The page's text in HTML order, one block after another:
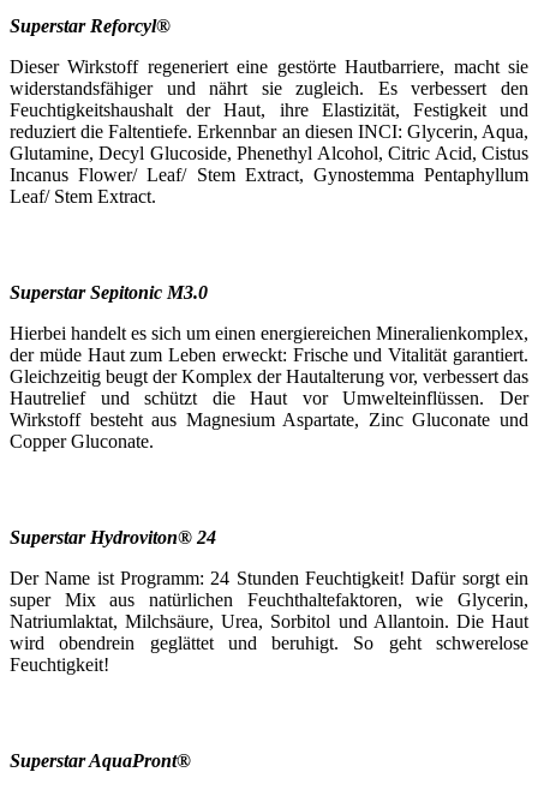
Superstar Reforcyl®
Dieser Wirkstoff regeneriert eine gestörte Hautbarriere, macht sie
widerstandsfähiger und nährt sie zugleich. Es verbessert den
Feuchtigkeitshaushalt der Haut, ihre Elastizität, Festigkeit und
reduziert die Faltentiefe. Erkennbar an diesen INCI: Glycerin, Aqua,
Glutamine, Decyl Glucoside, Phenethyl Alcohol, Citric Acid, Cistus
Incanus Flower/ Leaf/ Stem Extract, Gynostemma Pentaphyllum
Leaf/ Stem Extract.
Superstar Sepitonic M3.0
Hierbei handelt es sich um einen energiereichen Mineralienkomplex,
der müde Haut zum Leben erweckt: Frische und Vitalität garantiert.
Gleichzeitig beugt der Komplex der Hautalterung vor, verbessert das
Hautrelief und schützt die Haut vor Umwelteinflüssen. Der
Wirkstoff besteht aus Magnesium Aspartate, Zinc Gluconate und
Copper Gluconate.
Superstar Hydroviton® 24
Der Name ist Programm: 24 Stunden Feuchtigkeit! Dafür sorgt ein
super Mix aus natürlichen Feuchthaltefaktoren, wie Glycerin,
Natriumlaktat, Milchsäure, Urea, Sorbitol und Allantoin. Die Haut
wird obendrein geglättet und beruhigt. So geht schwerelose
Feuchtigkeit!
Superstar AquaPront®